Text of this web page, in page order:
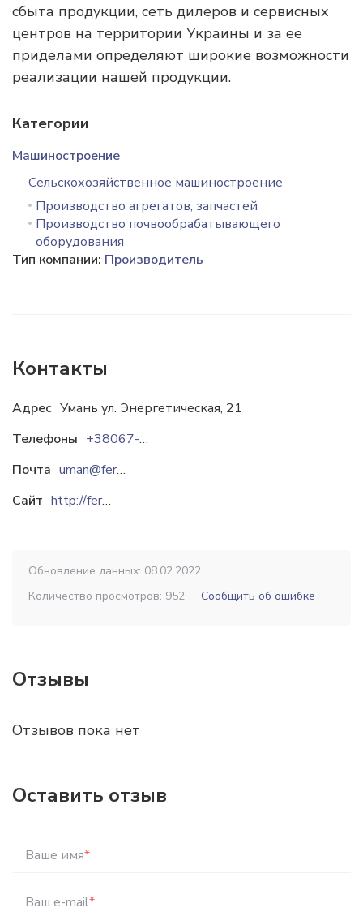
сбыта продукции, сеть дилеров и сервисных
центров на территории Украины и за ее
приделами определяют широкие возможности
реализации нашей продукции.
Категории
Машиностроение
Сельскохозяйственное машиностроение
Производство агрегатов, запчастей
Производство почвообрабатывающего
оборудования
Тип компании: Производитель
Контакты
Адрес Умань ул. Энергетическая, 21
Телефоны
+38067-470-96-57
Почта
uman@fermmash.com
Сайт
http://fermmash.com
Обновление данных: 08.02.2022
Количество просмотров: 952
Сообщить об ошибке
Отзывы
Отзывов пока нет
Оставить отзыв
Ваше имя*
Ваш e-mail*